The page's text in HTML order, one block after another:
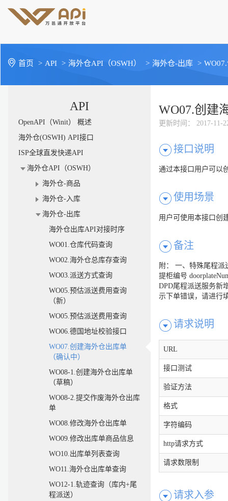
首页 > API > 海外仓API（OSWH） > 海外仓-出库 >
API
OpenAPI（Winit） 概述
海外仓(OSWH) API接口
ISP全球直发快递API
海外仓API（OSWH）
海外仓-商品
海外仓-入库
海外仓-出库
海外仓出库API对接时序
WO01.仓库代码查询
WO02.海外仓总库存查询
WO03.派送方式查询
WO05.预估派送费用查询
（新）
WO05.预估派送费用查询
WO06.德国地址校验接口
WO07.创建海外仓出库单
（确认中）
WO08-1.创建海外仓出库单
（草稿）
WO08-2.提交作废海外仓出库
单
WO08.修改海外仓出库单
WO09.修改出库单商品信息
WO10.出库单列表查询
WO11.海外仓出库单查询
WO12-1.轨迹查询（库内+尾
程派送）
WO07.创建
更新时间 ： 2017-11-
接口说明
通过本接口用户可以
使用场景
用户可使用本接口创
备注
附： 一、特殊尾程派
提柜编号
DPD尾程派送服务新
示下单错误，请进行
请求说明
URL
接口测试
验证方法
格式
字符编码
http请求方式
请求数限制
请求入参